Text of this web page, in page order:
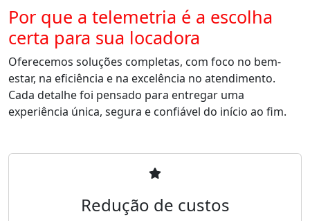
Por que a telemetria é a escolha
certa para sua locadora
Oferecemos soluções completas, com foco no bem-
estar, na eficiência e na excelência no atendimento.
Cada detalhe foi pensado para entregar uma
experiência única, segura e confiável do início ao fim.
Redução de custos